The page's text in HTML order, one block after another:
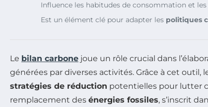
Influence les habitudes de consommation et
Est un élément clé pour adapter les politiques
Le bilan carbone joue un rôle crucial dans
générées par diverses activités. Grâce à cet
stratégies de réduction potentielles pour lutter
remplacement des énergies fossiles, s’inscrit